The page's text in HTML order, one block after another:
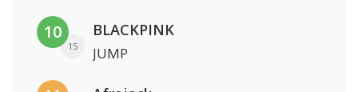
10
15
BLACKPINK
JUMP